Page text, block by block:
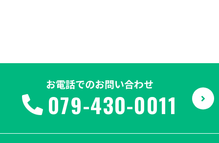
お電話でのお問い合わせ
079-430-0011